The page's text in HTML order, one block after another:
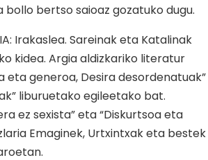
bollo bertso saioaz gozatuko dugu.
Irakaslea. Sareinak eta Katalinak
kidea. Argia aldizkariko literatur
eta generoa, Desira desordenatuak”
liburuetako egileetako bat.
ez sexista” eta “Diskurtsoa eta
Emaginek, Urtxintxak eta bestek